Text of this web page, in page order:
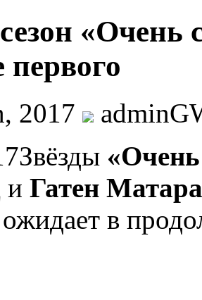
«Очень
первого
2017
и Гатен
ожидает в